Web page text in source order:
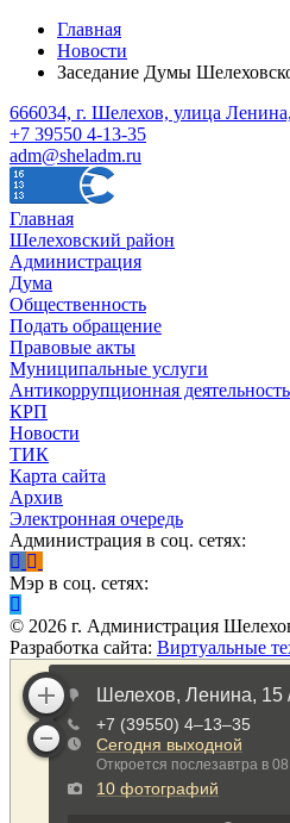
Главная
Новости
Заседание Думы
666034, г. Шелехов, улица
+7 39550 4-13-35
adm@sheladm.ru
Главная
Шелеховский район
Администрация
Дума
Общественность
Подать обращение
Правовые акты
Муниципальные услуги
Антикоррупционная деятельность
КРП
Новости
ТИК
Карта сайта
Архив
Электронная очередь
Администрация в соц. сетях:
Мэр в соц. сетях:
© 2026 г. Администрация
Разработка сайта: Виртуальные